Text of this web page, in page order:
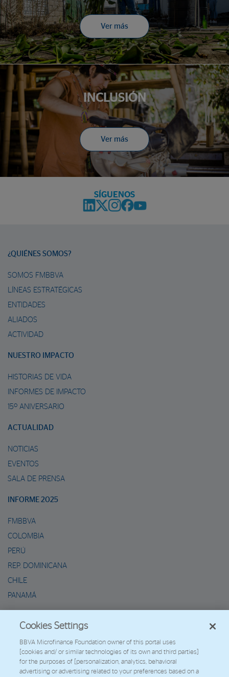
Ver más
INCLUSIÓN
Ver más
SÍGUENOS
¿QUIÉNES SOMOS?
SOMOS FMBBVA
LÍNEAS ESTRATÉGICAS
ENTIDADES
ALIADOS
ACTIVIDAD
NUESTRO IMPACTO
HISTORIAS DE VIDA
INFORMES DE IMPACTO
15º ANIVERSARIO
ACTUALIDAD
NOTICIAS
EVENTOS
SALA DE PRENSA
INFORME 2025
FMBBVA
COLOMBIA
PERÚ
REP. DOMINICANA
CHILE
PANAMÁ
2026 - Fundación Microfinanzas BBVA
Trabaja con nosotros
Cookies Settings
BBVA Microfinance Foundation owner of this portal uses
[cookies and/ or similar technologies of its own and third parties]
for the purposes of [personalization, analytics, behavioral
advertising or advertising related to your preferences based on a